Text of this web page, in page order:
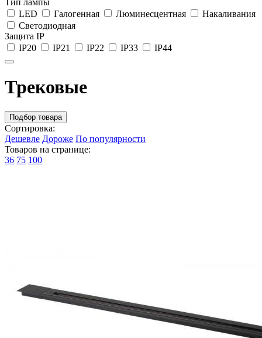
Тип лампы
LED
Галогенная Люминесцентная
Накаливания
Светодиодная
Защита IP
IP20
IP21 IP22 IP33 IP44
Трековые
Подбор товара
Сортировка:
Дешевле Дороже По популярности
Товаров на странице:
36 75 100